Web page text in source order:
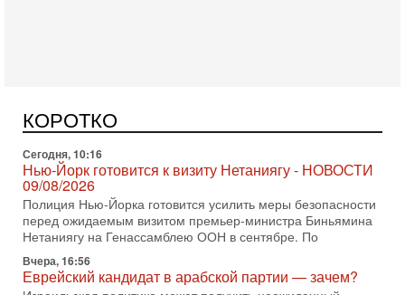
КОРОТКО
Сегодня, 10:16
Нью-Йорк готовится к визиту Нетаниягу - НОВОСТИ
09/08/2026
Полиция Нью-Йорка готовится усилить меры безопасности
перед ожидаемым визитом премьер-министра Биньямина
Нетаниягу на Генассамблею ООН в сентябре. По
Вчера, 16:56
Еврейский кандидат в арабской партии — зачем?
Израильская политика может получить неожиданный
поворот: еврейский кандидат — на реальном месте в